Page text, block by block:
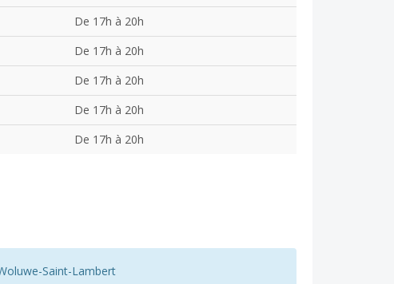
De 17h à 20h
De 17h à 20h
De 17h à 20h
De 17h à 20h
De 17h à 20h
Saint-Lambert